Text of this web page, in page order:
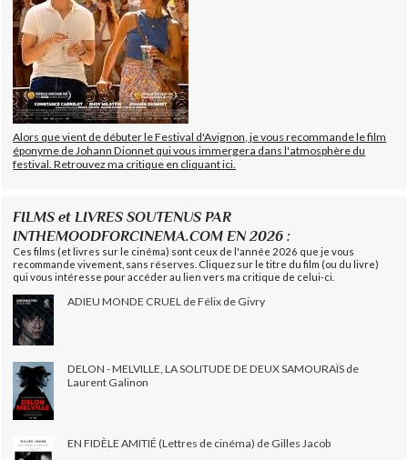
Alors que vient de débuter le Festival d'Avignon, je vous recommande le film
éponyme de Johann Dionnet qui vous immergera dans l'atmosphère du
festival. Retrouvez ma critique en cliquant ici.
FILMS et LIVRES SOUTENUS PAR
INTHEMOODFORCINEMA.COM EN 2026 :
Ces films (et livres sur le cinéma) sont ceux de l'année 2026 que je vous
recommande vivement, sans réserves. Cliquez sur le titre du film (ou du livre)
qui vous intéresse pour accéder au lien vers ma critique de celui-ci.
ADIEU MONDE CRUEL de Félix de Givry
DELON - MELVILLE, LA SOLITUDE DE DEUX SAMOURAÏS de
Laurent Galinon
EN FIDÈLE AMITIÉ (Lettres de cinéma) de Gilles Jacob